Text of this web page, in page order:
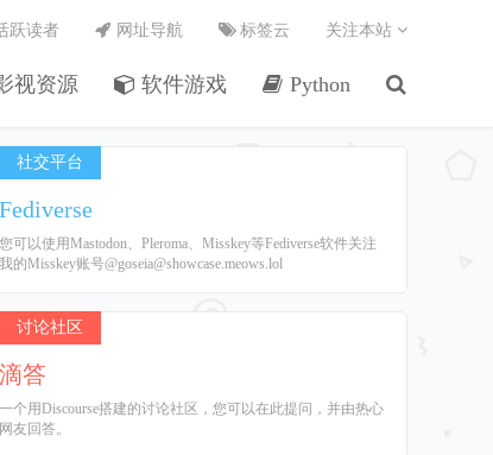
视资源 软件游戏 Python
跃读者 网址导航 标签云 关注本站
社交平台
Fediverse
您可以使用Mastodon、Pleroma、Misskey等Fediverse软件关注
我的Misskey账号@goseia@showcase.meows.lol
讨论社区
滴答
一个用Discourse搭建的讨论社区，您可以在此提问，并由热心
网友回答。